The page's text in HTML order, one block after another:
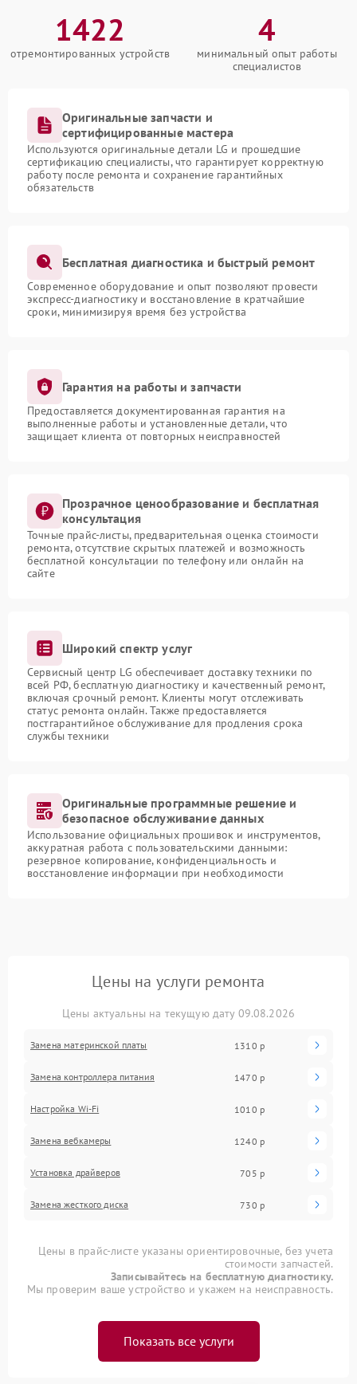
1422
отремонтированных устройств
4
минимальный опыт работы
специалистов
Оригинальные запчасти и
сертифицированные мастера
Используются оригинальные детали LG и прошедшие
сертификацию специалисты, что гарантирует корректную
работу после ремонта и сохранение гарантийных
обязательств
Бесплатная диагностика и быстрый ремонт
Современное оборудование и опыт позволяют провести
экспресс-диагностику и восстановление в кратчайшие
сроки, минимизируя время без устройства
Гарантия на работы и запчасти
Предоставляется документированная гарантия на
выполненные работы и установленные детали, что
защищает клиента от повторных неисправностей
Прозрачное ценообразование и бесплатная
консультация
Точные прайс-листы, предварительная оценка стоимости
ремонта, отсутствие скрытых платежей и возможность
бесплатной консультации по телефону или онлайн на
сайте
Широкий спектр услуг
Сервисный центр LG обеспечивает доставку техники по
всей РФ, бесплатную диагностику и качественный ремонт,
включая срочный ремонт. Клиенты могут отслеживать
статус ремонта онлайн. Также предоставляется
постгарантийное обслуживание для продления срока
службы техники
Оригинальные программные решение и
безопасное обслуживание данных
Использование официальных прошивок и инструментов,
аккуратная работа с пользовательскими данными:
резервное копирование, конфиденциальность и
восстановление информации при необходимости
Цены на услуги ремонта
Цены актуальны на текущую дату 09.08.2026
Замена материнской платы 1310 р
Замена контроллера питания 1470 р
Настройка Wi-Fi 1010 р
Замена вебкамеры 1240 р
Установка драйверов 705 р
Замена жесткого диска 730 р
Цены в прайс-листе указаны ориентировочные, без учета
стоимости запчастей.
Записывайтесь на бесплатную диагностику.
Мы проверим ваше устройство и укажем на неисправность.
Показать все услуги